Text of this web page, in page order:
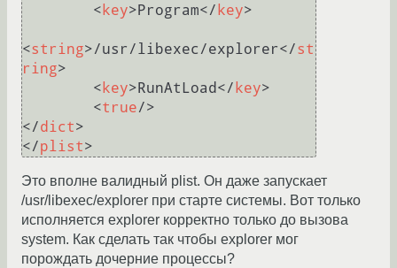
< key>Program</ key>
<string>/usr/libexec/explorer</st
ring>
< key> RunAtLoad </ key>
<true/>
</dict>
</plist>
Это вполне валидный plist. Он даже запускает
/usr/libexec/explorer при старте системы. Вот только
исполняется explorer корректно только до вызова
system. Как сделать так чтобы explorer мог
порождать дочерние процессы?